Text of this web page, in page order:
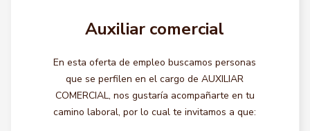
Auxiliar comercial
En esta oferta de empleo buscamos personas
que se perfilen en el cargo de AUXILIAR
COMERCIAL, nos gustaría acompañarte en tu
camino laboral, por lo cual te invitamos a que: